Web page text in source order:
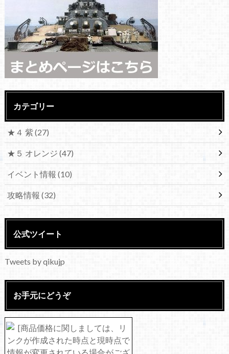
カテゴリー
★４ 紫(27)
★５ オレンジ (47)
イベント情報 (10)
攻略情報 (32)
公式ツイート
Tweets by qikujp
お手元にどうぞ